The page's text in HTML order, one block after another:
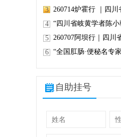
3
260714炉霍行 ｜四
4
“四川省岐黄学者陈
5
260707阿坝行｜四川
6
“全国肛肠·便秘名专
自助挂号